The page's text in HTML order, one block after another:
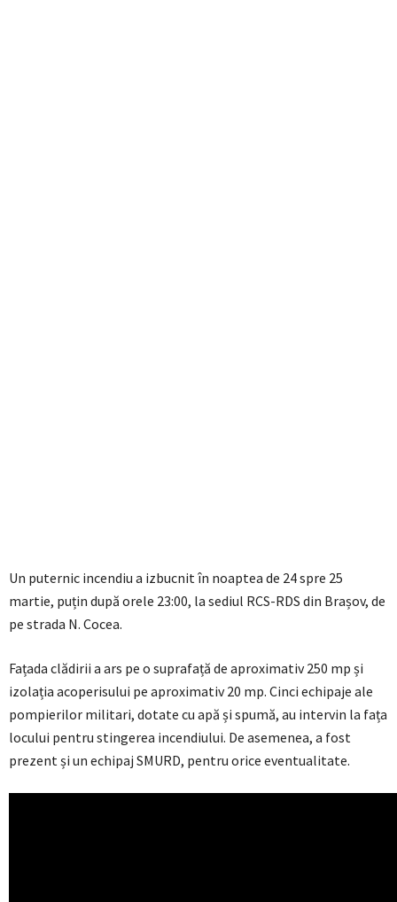
Un puternic incendiu a izbucnit în noaptea de 24 spre 25
martie, puțin după orele 23:00, la sediul RCS-RDS din Brașov, de
pe strada N. Cocea.
Fațada clădirii a ars pe o suprafață de aproximativ 250 mp și
izolația acoperisului pe aproximativ 20 mp. Cinci echipaje ale
pompierilor militari, dotate cu apă și spumă, au intervin la fața
locului pentru stingerea incendiului. De asemenea, a fost
prezent și un echipaj SMURD, pentru orice eventualitate.